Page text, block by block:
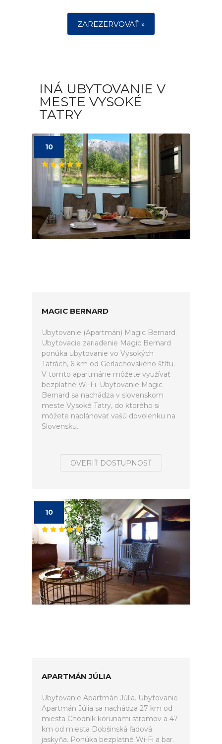
ZAREZERVOVAŤ »
INÁ UBYTOVANIE V
MESTE VYSOKÉ
TATRY
10
MAGIC BERNARD
Ubytovanie (Apartmán) Magic Bernard.
Ubytovacie zariadenie Magic Bernard
ponúka ubytovanie vo Vysokých
Tatrách, 6 km od Gerlachovského štítu.
V tomto apartmáne môžete využívať
bezplatné Wi-Fi. Ubytovanie Magic
Bernard sa nachádza v slovenskom
meste Vysoké Tatry, do ktorého si
môžete naplánovať vašú dovolenku na
Slovensku.
OVERIŤ DOSTUPNOSŤ
10
APARTMÁN JÚLIA
Ubytovanie Apartmán Júlia. Ubytovanie
Apartmán Júlia sa nachádza 27 km od
miesta Chodník korunami stromov a 47
km od miesta Dobšinská ľadová
jaskyňa. Ponúka bezplatné Wi-Fi a bar.